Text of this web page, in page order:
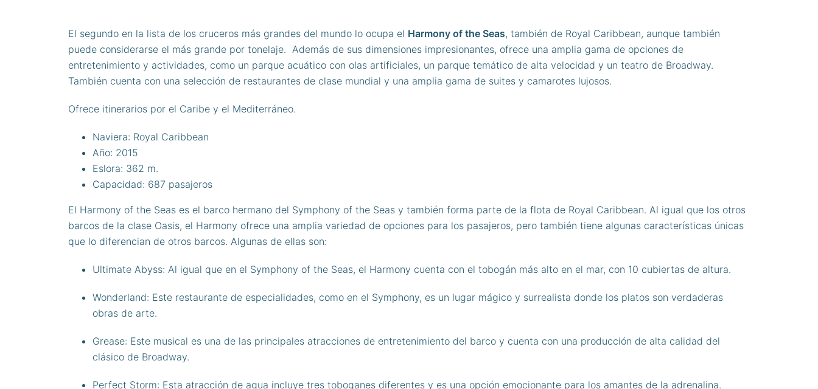
El segundo en la lista de los cruceros más grandes del mundo lo ocupa el Harmony of the Seas, también de Royal Caribbean, aunque también
puede considerarse el más grande por tonelaje. Además de sus dimensiones impresionantes, ofrece una amplia gama de opciones de
entretenimiento y actividades, como un parque acuático con olas artificiales, un parque temático de alta velocidad y un teatro de Broadway.
También cuenta con una selección de restaurantes de clase mundial y una amplia gama de suites y camarotes lujosos.
Ofrece itinerarios por el Caribe y el Mediterráneo.
Naviera: Royal Caribbean
Año: 2015
Eslora: 362 m.
Capacidad: 687 pasajeros
El Harmony of the Seas es el barco hermano del Symphony of the Seas y también forma parte de la flota de Royal Caribbean. Al igual que los otros
barcos de la clase Oasis, el Harmony ofrece una amplia variedad de opciones para los pasajeros, pero también tiene algunas características únicas
que lo diferencian de otros barcos. Algunas de ellas son:
Ultimate Abyss: Al igual que en el Symphony of the Seas, el Harmony cuenta con el tobogán más alto en el mar, con 10 cubiertas de altura.
Wonderland: Este restaurante de especialidades, como en el Symphony, es un lugar mágico y surrealista donde los platos son verdaderas
obras de arte.
Grease: Este musical es una de las principales atracciones de entretenimiento del barco y cuenta con una producción de alta calidad del
clásico de Broadway.
Perfect Storm: Esta atracción de agua incluye tres toboganes diferentes y es una opción emocionante para los amantes de la adrenalina.